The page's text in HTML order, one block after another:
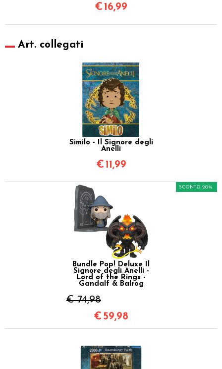
€ 16,99
Art. collegati
Similo - Il Signore degli
Anelli
€ 11,99
Bundle Pop! Deluxe Il
Signore degli Anelli -
Lord of the Rings -
Gandalf & Balrog
€ 74,98
SCONTO 20%
€ 59,98